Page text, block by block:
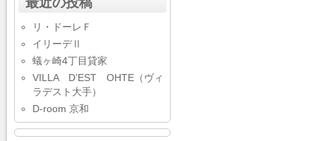
リ・ドーレＦ
イリーデⅡ
蟻ヶ崎4丁目貸家
VILLA D’EST OHTE（ヴィ
ラデスト大手）
D-room 京和